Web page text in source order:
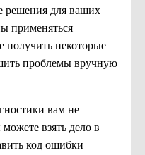
решения для ваших
применяться
получить некоторые
проблемы вручную
вам не
взять дело в
код ошибки